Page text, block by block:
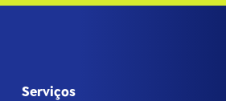
Serviços